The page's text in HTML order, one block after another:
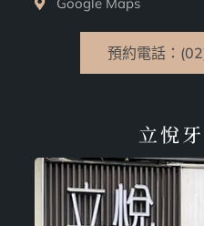
預約電話：
立悅